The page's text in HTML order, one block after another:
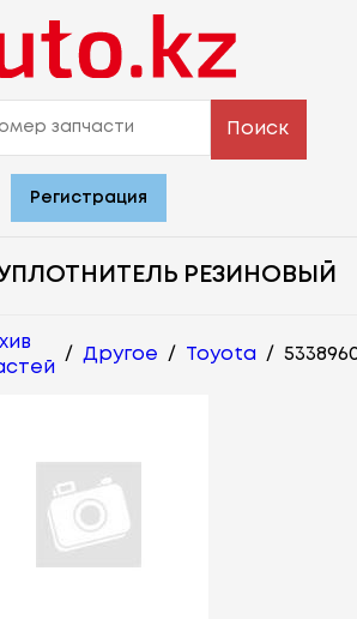
Поиск
Регистрация
РЕЗИНОВЫЙ
/ Другое / Toyota /